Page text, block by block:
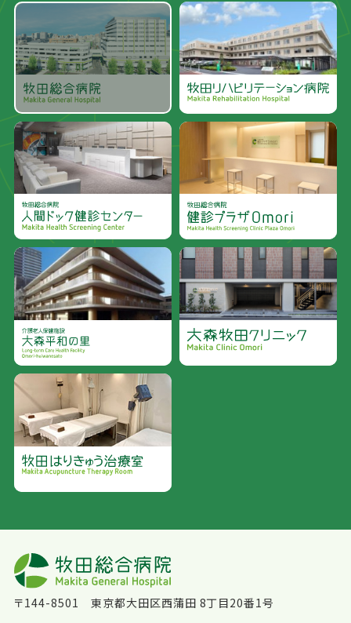
〒144-8501 東京都大田区西蒲田 8丁目20番1号